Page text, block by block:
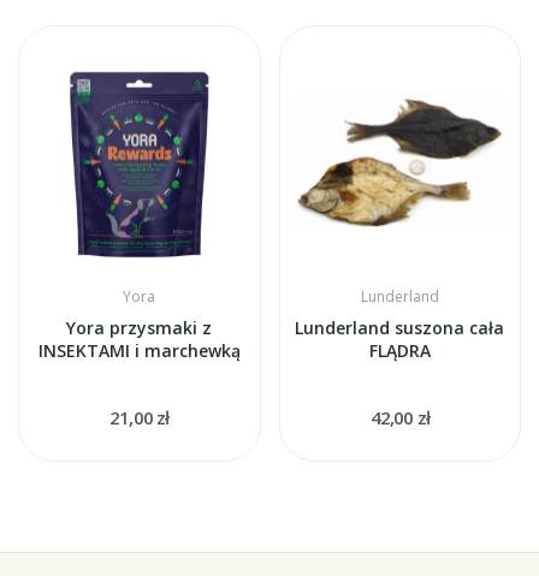
Yora
Yora przysmaki z
INSEKTAMI i marchewką
21,00 zł
Lunderland
Lunderland suszona cała
FLĄDRA
42,00 zł